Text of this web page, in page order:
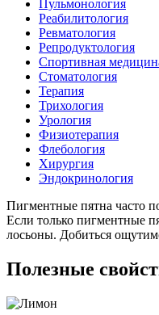
Пульмонология
Реабилитология
Ревматология
Репродуктология
Спортивная
Стоматология
Терапия
Трихология
Урология
Физиотерапия
Флебология
Хирургия
Эндокринология
Пигментные пятна часто
Если только пигментные
лосьоны. Добиться
Полезные